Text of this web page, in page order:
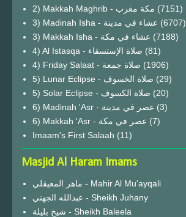
2) Makkah Maghrib - مكة مغرب (7151)
3) Madinah Isha - عشاء في مدينة (6707)
3) Makkah Isha - عشاء في مكة (7188)
4) Al Istasqa - صلاة الإستسقاء (81)
4) Friday Salaat - صلاة جمعة (1906)
5) Lunar Eclipse - صلاة الخسوف (29)
(20)
6) Madinah 'Asr - عصر في مدينة (3)
6) Makkah 'Asr - عصر في مكة (7)
Imaam's First Salaah (11)
Masjid Al Haram Imams
ماهر المعيقلي - Mahir Al Mu'ayqali
عبدالله الجهني - Sheikh Juhany
شيخ بليلة - Sheikh Baleela